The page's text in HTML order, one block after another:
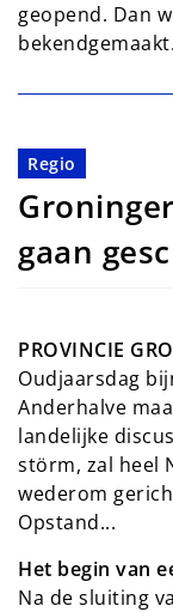
geopend. Dan
bekendgemaakt.
Regio
gaan
PROVINCIE
Oudjaarsdag
Anderhalve
landelijke
störm, zal heel
wederom
Opstand...
Het begin van
Na de sluiting